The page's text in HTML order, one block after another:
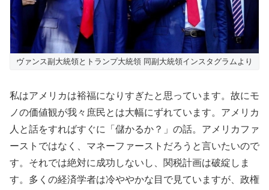
ヴァンス副大統領とトランプ大統領 同副大統領インスタグラムより
私はアメリカは裕福になりすぎたと思っています。故にモ
ノの価値観が我々庶民とは大幅にずれています。アメリカ
人と話をすればすぐに「儲かるか？」の話。アメリカファ
ーストではなく、マネーファーストだろうと言いたいので
す。それでは絶対に成功しないし、関税計画は破綻しま
す。多くの経済学者は冷ややかな目で見ていますが、政権